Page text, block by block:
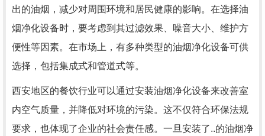
出的油烟，减少对周围环境和居民健康的影响。在选择油
烟净化设备时，要考虑到其过滤效果、噪音大小、维护方
便性等因素。在市场上，有多种类型的油烟净化设备可供
选择，包括集成式和管道式等。
西安地区的餐饮行业可以通过安装油烟净化设备来改善室
内空气质量，并降低对环境的污染。这不仅符合环保法规
要求，也体现了企业的社会责任感。一旦安装了..的油烟净